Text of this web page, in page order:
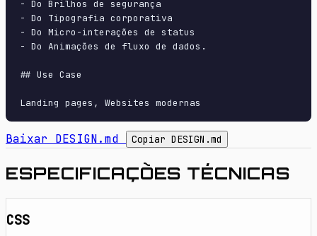
- Do Brilhos de segurança
- Do Tipografia corporativa
- Do Micro-interações de status
- Do Animações de fluxo de dados.
## Use Case
Baixar DESIGN.md Copiar DESIGN.md
ESPECIFICAÇÕES TÉCNICAS
CSS